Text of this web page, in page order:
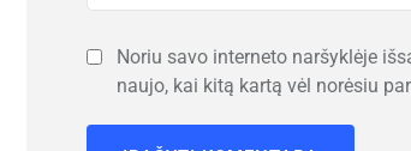
Noriu savo interneto naršyklėje
naujo, kai kitą kartą vėl norėsiu